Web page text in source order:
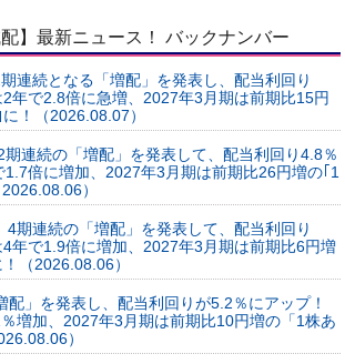
】最新ニュース！ バックナンバー
連続となる「増配」を発表し、配当利回り
年で2.8倍に急増、2027年3月期は前期比15円
！（2026.08.07）
連続の「増配」を発表して、配当利回り4.8％
倍に増加、2027年3月期は前期比26円増の｢1
）
4期連続の「増配」を発表して、配当利回り
年で1.9倍に増加、2027年3月期は前期比6円増
（2026.08.06）
配」を発表し、配当利回りが5.2％にアップ！
増加、2027年3月期は前期比10円増の「1株あ
）